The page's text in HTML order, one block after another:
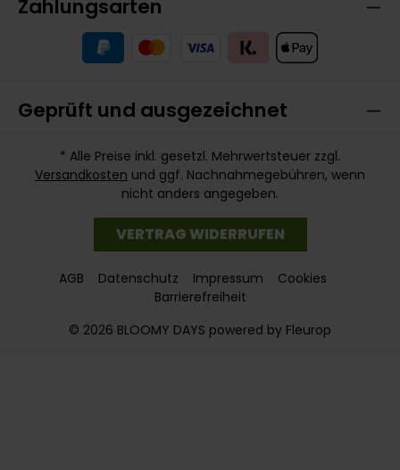
Zahlungsarten
Geprüft und ausgezeichnet
* Alle Preise inkl. gesetzl. Mehrwertsteuer zzgl.
Versandkosten und ggf. Nachnahmegebühren, wenn
nicht anders angegeben.
© 2026 BLOOMY DAYS powered by Fleurop
VERTRAG WIDERRUFEN
AGB Datenschutz Impressum
Cookies
Barrierefreiheit